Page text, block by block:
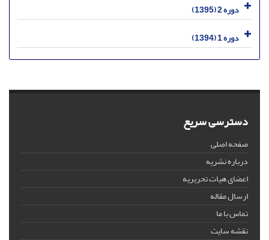
دوره 2 (1395)
دوره 1 (1394)
دسترسی سریع
صفحه اصلی
درباره نشریه
اعضای هیات تحریریه
ارسال مقاله
تماس با ما
نقشه سایت